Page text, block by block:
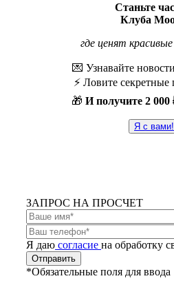
Станьте
Клуба
где ценят
💌 Узнавайте
⚡️ Ловите
🎁 И получите 2 000
Я с вами!
ЗАПРОС НА ПРОСЧЕТ
Я даю согласие на обработку
*Обязательные поля для ввода